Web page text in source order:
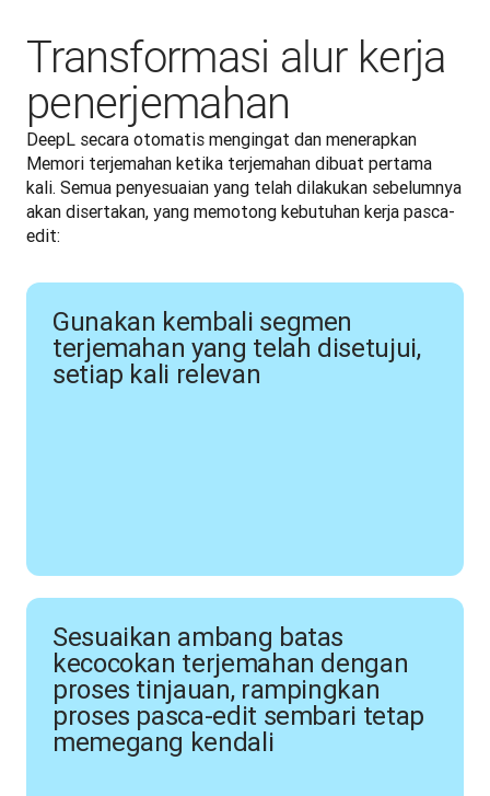
Transformasi alur kerja
penerjemahan
DeepL secara otomatis mengingat dan menerapkan
Memori terjemahan ketika terjemahan dibuat pertama
kali. Semua penyesuaian yang telah dilakukan sebelumnya
akan disertakan, yang memotong kebutuhan kerja pasca-
edit:
Gunakan kembali segmen
terjemahan yang telah disetujui,
setiap kali relevan
Sesuaikan ambang batas
kecocokan terjemahan dengan
proses tinjauan, rampingkan
proses pasca-edit sembari tetap
memegang kendali